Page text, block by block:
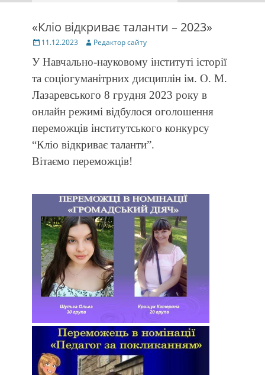
«Кліо відкриває таланти – 2023»
Posted
11.12.2023 Author
Редактор сайту
У Навчально-науковому інституті історії
та соціогуманітрних дисциплін ім. О. М.
Лазаревського 8 грудня 2023 року в
онлайн режимі відбулося оголошення
переможців інститутського конкурсу
“Кліо відкриває таланти”.
Вітаємо переможців!